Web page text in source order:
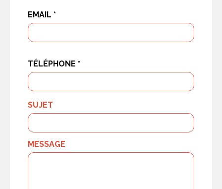
EMAIL *
TÉLÉPHONE *
SUJET
MESSAGE